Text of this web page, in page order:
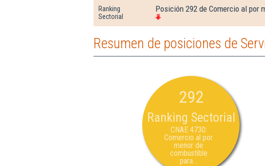
Ranking
Sectorial
Posición 292 de Comercio al por
Resumen de posiciones de
292
Ranking Sectorial
CNAE 4730:
Comercio al por
menor de
combustible
para...